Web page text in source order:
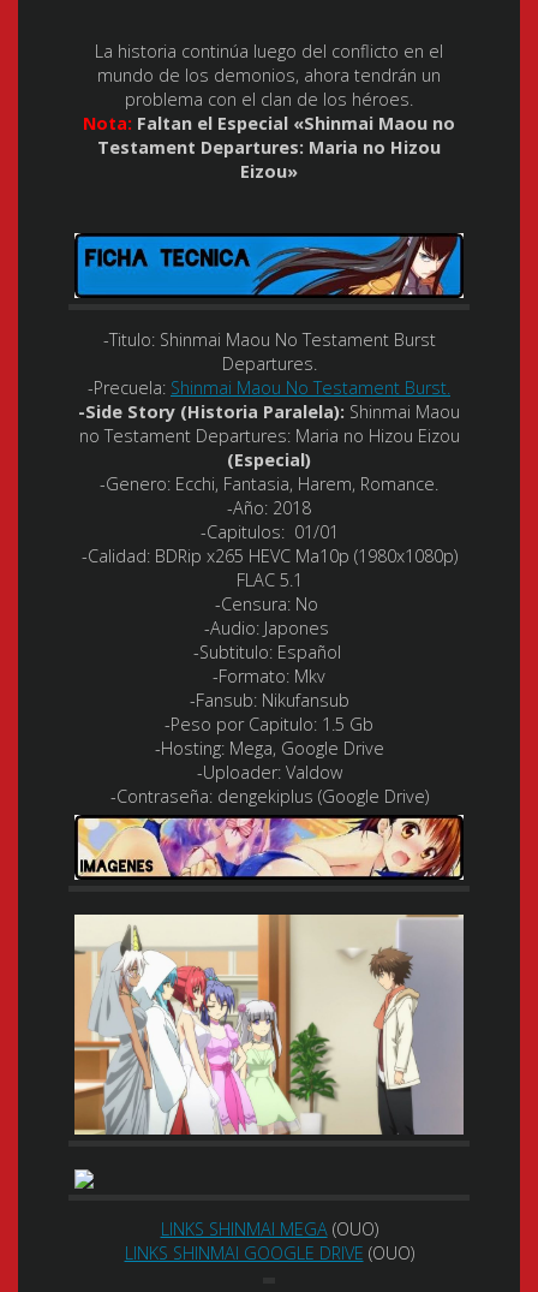
La historia continúa luego del conflicto en el
mundo de los demonios, ahora tendrán un
problema con el clan de los héroes.
Nota: Faltan el Especial «Shinmai Maou no
Testament Departures: Maria no Hizou
Eizou»
-Titulo: Shinmai Maou No Testament Burst
Departures.
-Precuela: Shinmai Maou No Testament Burst.
-Side Story (Historia Paralela): Shinmai Maou
no Testament Departures: Maria no Hizou Eizou
(Especial)
-Genero: Ecchi, Fantasia, Harem, Romance.
-Año: 2018
-Capitulos: 01/01
-Calidad: BDRip x265 HEVC Ma10p (1980x1080p)
FLAC 5.1
-Censura: No
-Audio: Japones
-Subtitulo: Español
-Formato: Mkv
-Fansub: Nikufansub
-Peso por Capitulo: 1.5 Gb
-Hosting: Mega, Google Drive
-Uploader: Valdow
-Contraseña: dengekiplus (Google Drive)
LINKS SHINMAI MEGA(OUO)
LINKS SHINMAI GOOGLE DRIVE (OUO)